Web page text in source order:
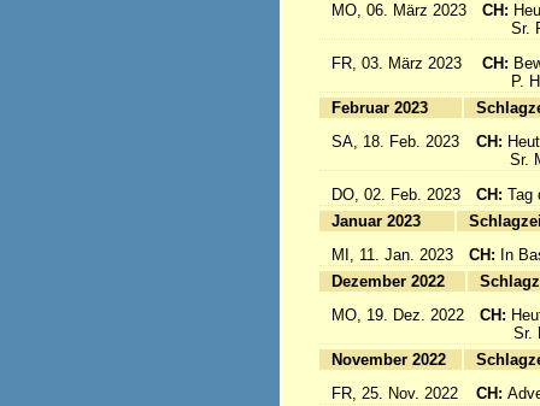
MO, 06. März 2023
CH:
Sr.
FR, 03. März 2023
CH:
P.
Februar 2023
SA, 18. Feb. 2023
CH:
Sr.
DO, 02. Feb. 2023
CH: Tag
Januar 2023
MI, 11. Jan. 2023
CH: In
Dezember 2022
MO, 19. Dez. 2022
CH:
Sr.
November 2022
FR, 25. Nov. 2022
CH: